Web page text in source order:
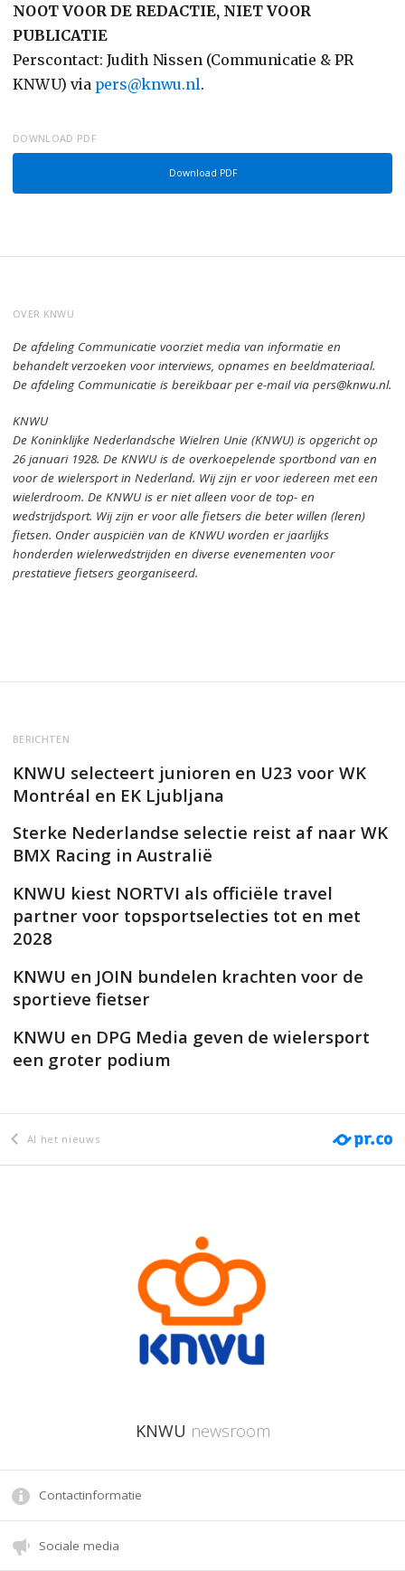
NOOT VOOR DE REDACTIE, NIET VOOR
PUBLICATIE
Perscontact: Judith Nissen (Communicatie & PR
KNWU) via pers@knwu.nl.
DOWNLOAD PDF
Download PDF
OVER KNWU
De afdeling Communicatie voorziet media van informatie en
behandelt verzoeken voor interviews, opnames en beeldmateriaal.
De afdeling Communicatie is bereikbaar per e-mail via pers@knwu.nl.
KNWU
De Koninklijke Nederlandsche Wielren Unie (KNWU) is opgericht op
26 januari 1928.De KNWU is de overkoepelende sportbond van en
voor de wielersport in Nederland. Wij zijn er voor iedereen met een
wielerdroom.De KNWU is er niet alleen voor de top- en
wedstrijdsport. Wij zijn ervoor alle fietsers die beter willen (leren)
fietsen. Onder auspiciën van de KNWU worden er jaarlijks
honderden wielerwedstrijden en diverse evenementen voor
prestatieve fietsers georganiseerd.
BERICHTEN
KNWU selecteert junioren en U23 voor WK
Montréal en EK Ljubljana
Sterke Nederlandse selectie reist af naar WK
BMX Racing in Australië
KNWU kiest NORTVI als officiële travel
partner voor topsportselecties tot en met
2028
KNWU en JOIN bundelen krachten voor de
sportieve fietser
KNWU en DPG Media geven de wielersport
een groter podium
Al het nieuws
KNWU newsroom
Contactinformatie
Sociale media